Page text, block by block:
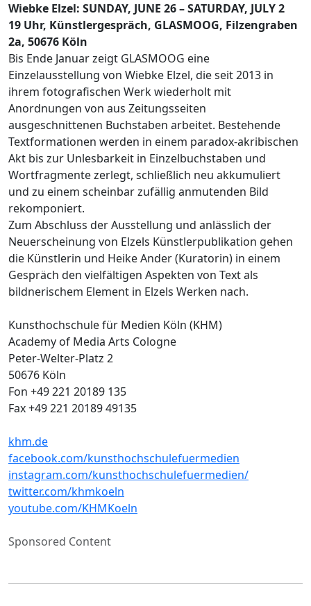
Wiebke Elzel: SUNDAY, JUNE 26 – SATURDAY, JULY 2
19 Uhr, Künstlergespräch, GLASMOOG, Filzengraben
2a, 50676 Köln
Bis Ende Januar zeigt GLASMOOG eine
Einzelausstellung von Wiebke Elzel, die seit 2013 in
ihrem fotografischen Werk wiederholt mit
Anordnungen von aus Zeitungsseiten
ausgeschnittenen Buchstaben arbeitet. Bestehende
Textformationen werden in einem paradox-akribischen
Akt bis zur Unlesbarkeit in Einzelbuchstaben und
Wortfragmente zerlegt, schließlich neu akkumuliert
und zu einem scheinbar zufällig anmutenden Bild
rekomponiert.
Zum Abschluss der Ausstellung und anlässlich der
Neuerscheinung von Elzels Künstlerpublikation gehen
die Künstlerin und Heike Ander (Kuratorin) in einem
Gespräch den vielfältigen Aspekten von Text als
bildnerischem Element in Elzels Werken nach.
Kunsthochschule für Medien Köln (KHM)
Academy of Media Arts Cologne
Peter-Welter-Platz 2
50676 Köln
Fon +49 221 20189 135
Fax +49 221 20189 49135
khm.de
facebook.com/kunsthochschulefuermedien
instagram.com/kunsthochschulefuermedien/
twitter.com/khmkoeln
youtube.com/KHMKoeln
Sponsored Content